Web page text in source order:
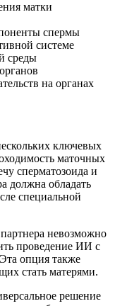
матки
спермы
системе
среды
на органах
ключевых
маточных
сперматозоида и
должна обладать
специальной
невозможно
проведение ИИ с
опция также
стать матерями.
решение